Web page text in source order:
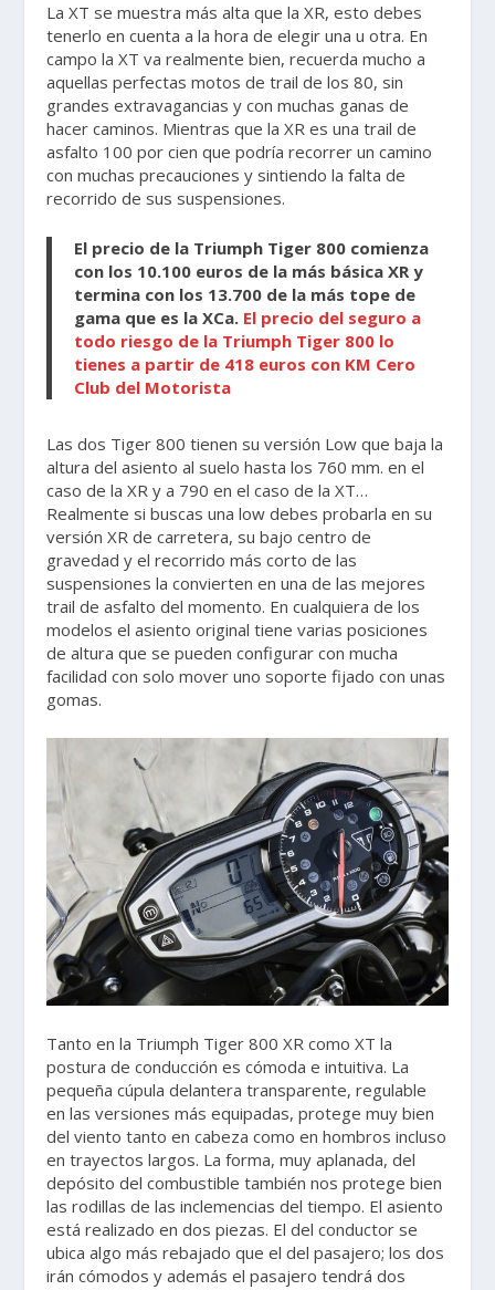
La XT se muestra más alta que la XR, esto debes
tenerlo en cuenta a la hora de elegir una u otra. En
campo la XT va realmente bien, recuerda mucho a
aquellas perfectas motos de trail de los 80, sin
grandes extravagancias y con muchas ganas de
hacer caminos. Mientras que la XR es una trail de
asfalto 100 por cien que podría recorrer un camino
con muchas precauciones y sintiendo la falta de
recorrido de sus suspensiones.
El precio de la Triumph Tiger 800 comienza
con los 10.100 euros de la más básica XR y
termina con los 13.700 de la más tope de
gama que es la XCa. El precio del seguro a
todo riesgo de la Triumph Tiger 800 lo
tienes a partir de 418 euros con KM Cero
Club del Motorista
Las dos Tiger 800 tienen su versión Low que baja la
altura del asiento al suelo hasta los 760 mm. en el
caso de la XR y a 790 en el caso de la XT…
Realmente si buscas una low debes probarla en su
versión XR de carretera, su bajo centro de
gravedad y el recorrido más corto de las
suspensiones la convierten en una de las mejores
trail de asfalto del momento. En cualquiera de los
modelos el asiento original tiene varias posiciones
de altura que se pueden configurar con mucha
facilidad con solo mover uno soporte fijado con unas
gomas.
Tanto en la Triumph Tiger 800 XR como XT la
postura de conducción es cómoda e intuitiva. La
pequeña cúpula delantera transparente, regulable
en las versiones más equipadas, protege muy bien
del viento tanto en cabeza como en hombros incluso
en trayectos largos. La forma, muy aplanada, del
depósito del combustible también nos protege bien
las rodillas de las inclemencias del tiempo. El asiento
está realizado en dos piezas. El del conductor se
ubica algo más rebajado que el del pasajero; los dos
irán cómodos y además el pasajero tendrá dos